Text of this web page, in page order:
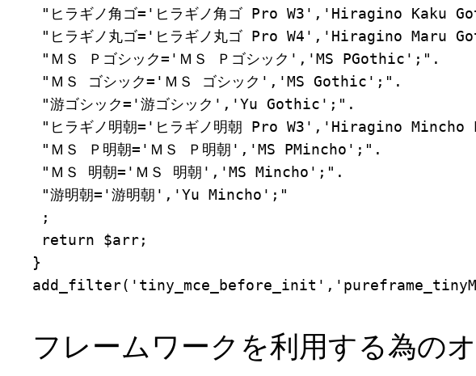
"ヒラギノ角ゴ='ヒラギノ角ゴ Pro W3','Hiragino
"ヒラギノ丸ゴ='ヒラギノ丸ゴ Pro W4','Hiragino
"ＭＳ Ｐゴシック='ＭＳ Ｐゴシック','MS PGothic';".
"ＭＳ ゴシック='ＭＳ ゴシック','MS Gothic';".
"游ゴシック='游ゴシック','Yu Gothic';".
"ヒラギノ明朝='ヒラギノ明朝 Pro W3','Hiragino
"ＭＳ Ｐ明朝='ＭＳ Ｐ明朝','MS PMincho';".
"ＭＳ 明朝='ＭＳ 明朝','MS Mincho';".
"游明朝='游明朝','Yu Mincho';"
;
return $arr;
}
フレームワークを利用する為の